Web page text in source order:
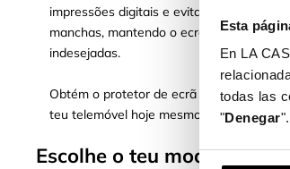
Esta
En LA
todas las
"Denegar".
impressões digitais e evita a acumulação
manchas, mantendo o ecrã limpo e sem
indesejadas.
Obtém o protetor de ecrã transparente e
teu telemóvel hoje mesmo!
Escolhe o teu modelo de